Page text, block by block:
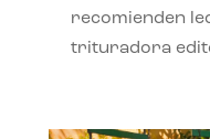
recomienden
trituradora